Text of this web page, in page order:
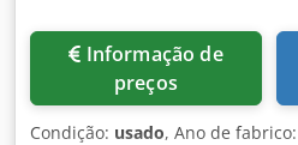
preços
Condição: usado, Ano de fabrico: